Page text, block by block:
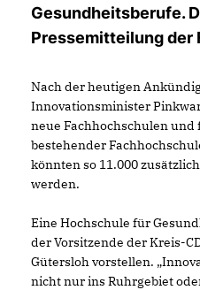
Gesundheitsberufe.
Pressemitteilung der
Nach der heutigen
Innovationsminister
neue Fachhochschulen
bestehender
könnten so 11.000
werden.
Eine Hochschule für
der Vorsitzende der Kreis-
Gütersloh vorstellen.
nicht nur ins Ruhrgebiet